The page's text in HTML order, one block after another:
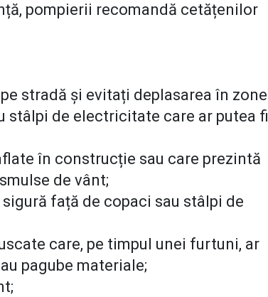
pompierii recomandă cetățenilor
stradă și evitați deplasarea în zone
stâlpi de electricitate care ar putea fi
în construcție sau care prezintă
de vânt;
față de copaci sau stâlpi de
care, pe timpul unei furtuni, ar
pagube materiale;